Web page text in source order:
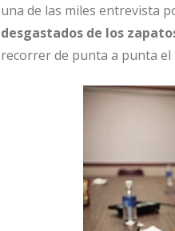
una de las miles entrevista
desgastados de los
recorrer de punta a punta el